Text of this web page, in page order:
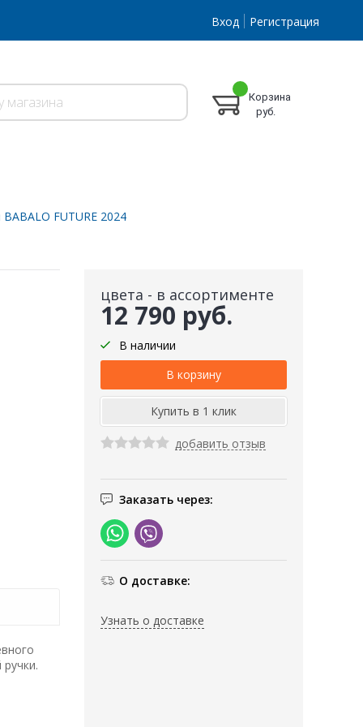
Вход Регистрация
Корзина
руб.
FUTURE 2024
цвета - в ассортименте
12 790 руб.
В наличии
добавить отзыв
Заказать через:
О доставке:
Узнать о доставке